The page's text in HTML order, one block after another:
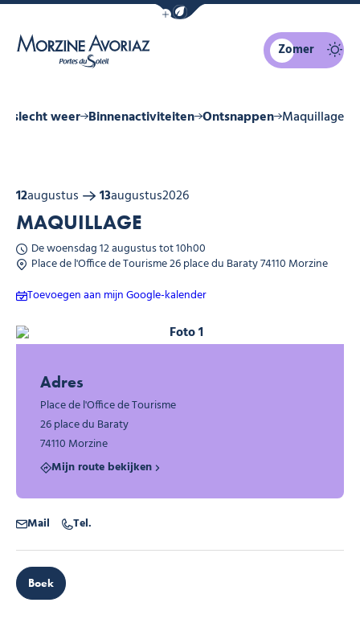
Navigatiebalk eco-modus
Zomer
slecht weer Binnenactiviteiten Ontsnappen Maquillage
12augustus 13augustus2026
MAQUILLAGE
De woensdag 12 augustus tot 10h00
Place de l'Office de Tourisme 26 place du Baraty 74110 Morzine
Toevoegen aan mijn Google-kalender
Foto 1
Adres
Place de l'Office de Tourisme
26 place du Baraty
74110 Morzine
Mijn route bekijken
Mail Tel.
Boek